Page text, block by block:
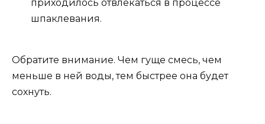
приходилось отвлекаться в процессе
шпаклевания.
Обратите внимание. Чем гуще смесь, чем
меньше в ней воды, тем быстрее она будет
сохнуть.